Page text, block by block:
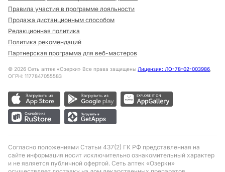
Правила участия в программе лояльности
Продажа дистанционным способом
Редакционная политика
Политика рекомендаций
Партнерская программа для веб-мастеров
© 2026 Сеть аптек «Озерки» Все права защищены Лицензия: ЛО-78-02-003986,
ОГРН: 1177847055583
Согласно положениями Статьи 437(2) ГК РФ представленная на
сайте информация носит исключительно ознакомительный характер
и не является публичной офертой. Сеть аптек «Озерки»